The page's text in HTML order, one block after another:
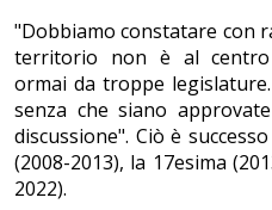
"Dobbiamo constatare con
territorio non è al centro
ormai da troppe
senza che siano
discussione". Ciò è
(2008-2013), la 17esima
2022).